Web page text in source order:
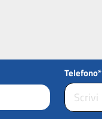
Telefono*